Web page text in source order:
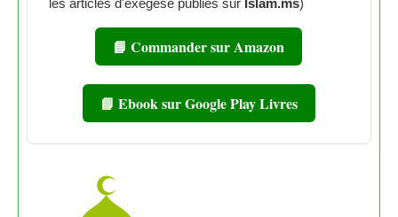
📘 Commander sur Amazon
📘 Ebook sur Google Play Livres